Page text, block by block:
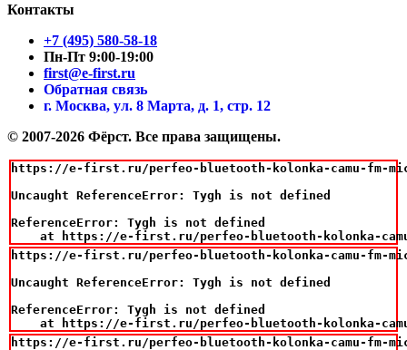
Контакты
+7 (495) 580-58-18
Пн-Пт 9:00-19:00
first@e-first.ru
Обратная связь
г. Москва, ул. 8 Марта, д. 1, стр. 12
© 2007-2026 Фёрст. Все права защищены.
https://e-first.ru/perfeo-bluetooth-kolonka-camu-fm-
Uncaught ReferenceError: Tygh is not defined
ReferenceError: Tygh is not defined
at https://e-first.ru/perfeo-bluetooth-kolonka-
https://e-first.ru/perfeo-bluetooth-kolonka-camu-fm-
Uncaught ReferenceError: Tygh is not defined
ReferenceError: Tygh is not defined
at https://e-first.ru/perfeo-bluetooth-kolonka-
https://e-first.ru/perfeo-bluetooth-kolonka-camu-fm-